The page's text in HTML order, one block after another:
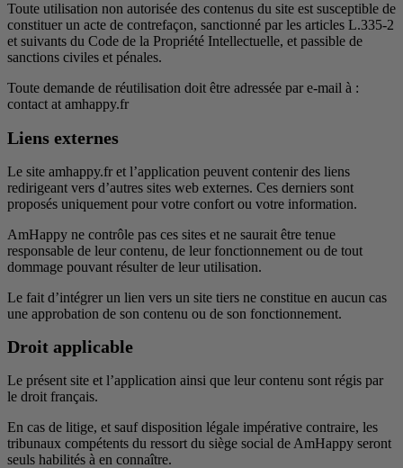
Toute utilisation non autorisée des contenus du site est susceptible de
constituer un acte de contrefaçon, sanctionné par les articles L.335-2
et suivants du Code de la Propriété Intellectuelle, et passible de
sanctions civiles et pénales.
Toute demande de réutilisation doit être adressée par e-mail à :
contact at amhappy.fr
Liens externes
Le site amhappy.fr et l’application peuvent contenir des liens
redirigeant vers d’autres sites web externes. Ces derniers sont
proposés uniquement pour votre confort ou votre information.
AmHappy ne contrôle pas ces sites et ne saurait être tenue
responsable de leur contenu, de leur fonctionnement ou de tout
dommage pouvant résulter de leur utilisation.
Le fait d’intégrer un lien vers un site tiers ne constitue en aucun cas
une approbation de son contenu ou de son fonctionnement.
Droit applicable
Le présent site et l’application ainsi que leur contenu sont régis par
le droit français.
En cas de litige, et sauf disposition légale impérative contraire, les
tribunaux compétents du ressort du siège social de AmHappy seront
seuls habilités à en connaître.